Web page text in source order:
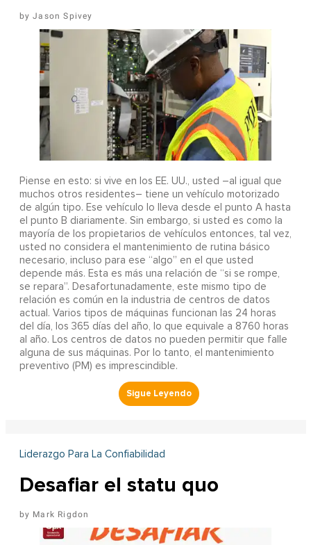
Jason Spivey
Piense en esto: si vive en los EE. UU., usted –al igual que
muchos otros residentes– tiene un vehículo motorizado
de algún tipo. Ese vehículo lo lleva desde el punto A hasta
el punto B diariamente. Sin embargo, si usted es como la
mayoría de los propietarios de vehículos entonces, tal vez,
usted no considera el mantenimiento de rutina básico
necesario, incluso para ese “algo” en el que usted
depende más. Esta es más una relación de “si se rompe,
se repara”. Desafortunadamente, este mismo tipo de
relación es común en la industria de centros de datos
actual. Varios tipos de máquinas funcionan las 24 horas
del día, los 365 días del año, lo que equivale a 8760 horas
al año. Los centros de datos no pueden permitir que falle
alguna de sus máquinas. Por lo tanto, el mantenimiento
preventivo (PM) es imprescindible.
Liderazgo Para La Confiabilidad
Desafiar el statu quo
Mark Rigdon